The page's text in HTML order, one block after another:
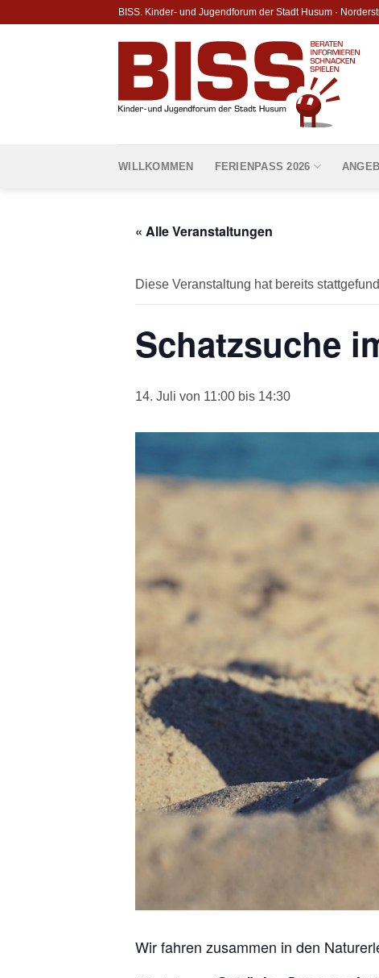
BISS. Kinder- und Jugendforum der Stadt Husum ·
WILLKOMMEN FERIENPASS 2026
« Alle Veranstaltungen
Diese Veranstaltung hat bereits
Schatzsuche
14. Juli von 11:00 bis 14:30
Wir fahren zusammen in den